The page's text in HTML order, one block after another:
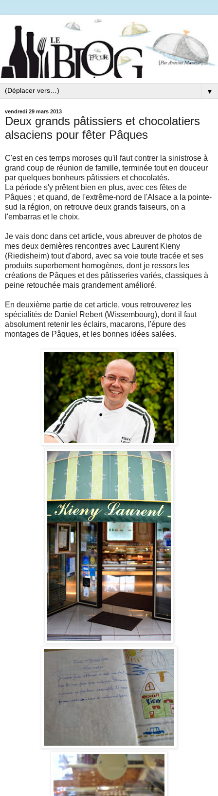
▼
vendredi 29 mars 2013
Deux grands pâtissiers et chocolatiers
alsaciens pour fêter Pâques
C'est en ces temps moroses qu'il faut contrer la sinistrose à
grand coup de réunion de famille, terminée tout en douceur
par quelques bonheurs pâtissiers et chocolatés.
La période s'y prêtent bien en plus, avec ces fêtes de
Pâques ; et quand, de l'extrême-nord de l'Alsace a la pointe-
sud la région, on retrouve deux grands faiseurs, on a
l'embarras et le choix.
Je vais donc dans cet article, vous abreuver de photos de
mes deux dernières rencontres avec Laurent Kieny
(Riedisheim) tout d'abord, avec sa voie toute tracée et ses
produits superbement homogènes, dont je ressors les
créations de Pâques et des pâtisseries variés, classiques à
peine retouchée mais grandement amélioré.
En deuxième partie de cet article, vous retrouverez les
spécialités de Daniel Rebert (Wissembourg), dont il faut
absolument retenir les éclairs, macarons, l'épure des
montages de Pâques, et les bonnes idées salées.